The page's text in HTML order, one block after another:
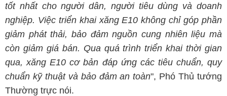
tốt nhất cho người dân, người tiêu dùng và doanh
nghiệp. Việc triển khai xăng E10 không chỉ góp phần
giảm phát thải, bảo đảm nguồn cung nhiên liệu mà
còn giảm giá bán. Qua quá trình triển khai thời gian
qua, xăng E10 cơ bản đáp ứng các tiêu chuẩn, quy
chuẩn kỹ thuật và bảo đảm an toàn", Phó Thủ tướng
Thường trực nói.